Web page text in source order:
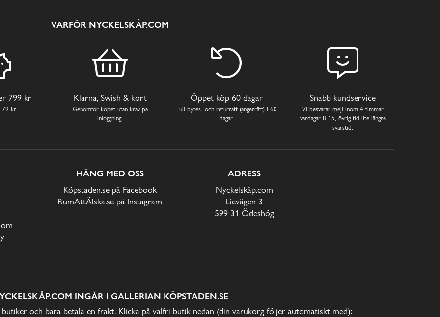
VARFÖR NYCKELSKÅP.COM
799 kr
79 kr.
Klarna, Swish & kort
Genomför köpet utan krav på
inloggning.
Öppet köp 60 dagar
Full bytes- och returrätt (ångerrätt) i 60
dagar.
Snabb kundservice
Vi besvarar mejl inom 4 timmar
vardagar 8-15, övrig tid lite längre
svarstid.
HÄNG MED OSS
Köpstaden.se på Facebook
RumAttÄlska.se på Instagram
ADRESS
Nyckelskåp.com
Lievägen 3
599 31 Ödeshög
INGÅR I GALLERIAN KÖPSTADEN.SE
och bara betala en frakt. Klicka på valfri butik nedan (din varukorg följer automatiskt med):